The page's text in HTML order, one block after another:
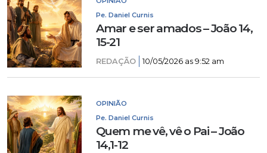
Pe. Daniel Curnis
Amar e ser amados – João 14,
15-21
REDAÇÃO 10/05/2026 as 9:52 am
OPINIÃO
Pe. Daniel Curnis
Quem me vê, vê o Pai – João
14,1-12